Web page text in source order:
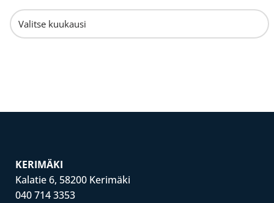
KERIMÄKI
Kalatie 6, 58200 Kerimäki
040 714 3353